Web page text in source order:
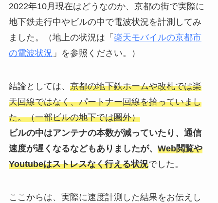
2022年10月現在はどうなのか、京都の街で実際に
地下鉄走行中やビルの中で電波状況を計測してみ
ました。（地上の状況は「 楽天モバイルの京都市
の電波状況 」を参照ください。）
結論としては、 京都の地下鉄ホームや改札では楽
天回線ではなく、パートナー回線を拾っていまし
た。（一部ビルの地下では圏外）
ビルの中はアンテナの本数が減っていたり、通信
速度が遅くなるなどもありましたが、 Web閲覧や
Youtubeはストレスなく行える状況でした。
ここからは、実際に速度計測した結果をお伝えし